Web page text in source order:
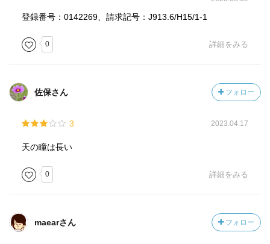
登録番号：0142269、請求記号：J913.6/H15/1-1
0 詳細をみる
佐保さん フォロー
3 2023.04.17
天の瞳は長い
0 詳細をみる
maearさん フォロー